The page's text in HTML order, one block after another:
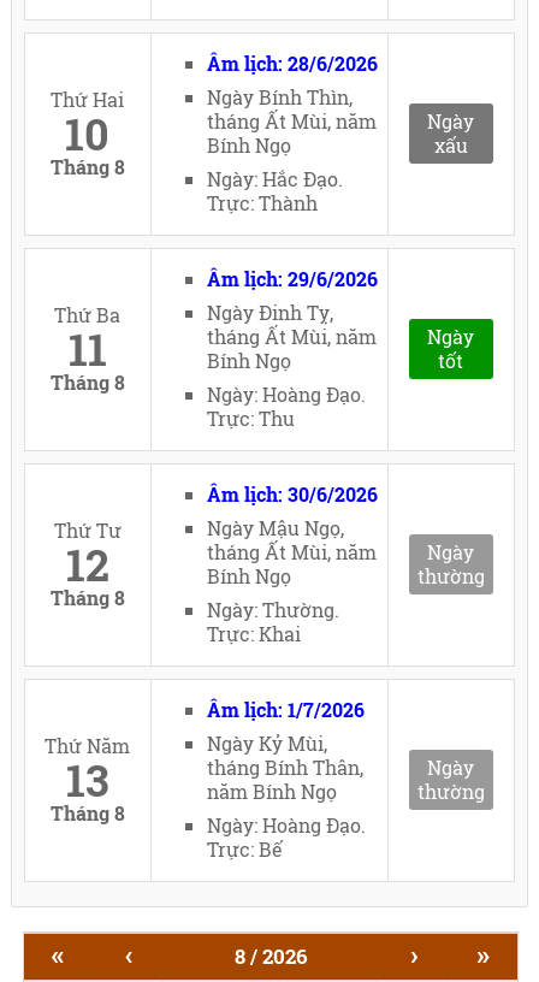
Thứ Hai
10
Tháng 8
Âm lịch: 28/6/2026
Ngày Bính Thìn,
tháng Ất Mùi, năm
Bính Ngọ
Ngày: Hắc Đạo.
Trực: Thành
Ngày
xấu
Thứ Ba
11
Tháng 8
Âm lịch: 29/6/2026
Ngày Đinh Tỵ,
tháng Ất Mùi, năm
Bính Ngọ
Ngày: Hoàng Đạo.
Trực: Thu
Ngày
tốt
Thứ Tư
12
Tháng 8
Âm lịch: 30/6/2026
Ngày Mậu Ngọ,
tháng Ất Mùi, năm
Bính Ngọ
Ngày: Thường.
Trực: Khai
Ngày
thường
Thứ Năm
13
Tháng 8
Âm lịch: 1/7/2026
Ngày Kỷ Mùi,
tháng Bính Thân,
năm Bính Ngọ
Ngày: Hoàng Đạo.
Trực: Bế
Ngày
thường
« ‹ 8 / 2026 › »